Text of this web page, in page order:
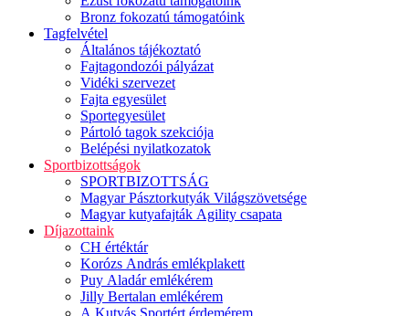
Bronz fokozatú támogatóink
Tagfelvétel
Általános tájékoztató
Fajtagondozói pályázat
Vidéki szervezet
Fajta egyesület
Sportegyesület
Pártoló tagok szekciója
Belépési nyilatkozatok
Sportbizottságok
SPORTBIZOTTSÁG
Magyar Pásztorkutyák Világszövetsége
Magyar kutyafajták Agility csapata
Díjazottaink
CH értéktár
Korózs András emlékplakett
Puy Aladár emlékérem
Jilly Bertalan emlékérem
A Kutyás Sportért érdemérem